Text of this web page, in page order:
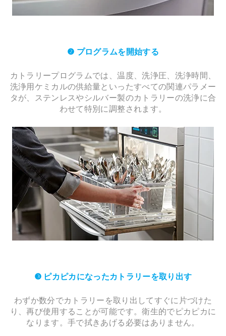
❷ プログラムを開始する
カトラリープログラムでは、温度、洗浄圧、洗浄時間、
洗浄用ケミカルの供給量といったすべての関連パラメー
タが、ステンレスやシルバー製のカトラリーの洗浄に合
わせて特別に調整されます。
❸ ピカピカになったカトラリーを取り出す
わずか数分でカトラリーを取り出してすぐに片づけた
り、再び使用することが可能です。衛生的でピカピカに
なります。手で拭きあげる必要はありません。